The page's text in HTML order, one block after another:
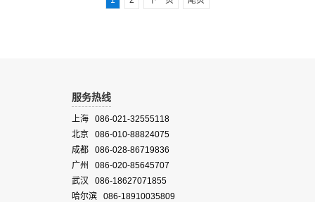
服务热线
上海 086-021-32555118
北京 086-010-88824075
成都 086-028-86719836
广州 086-020-85645707
武汉 086-18627071855
哈尔滨 086-18910035809